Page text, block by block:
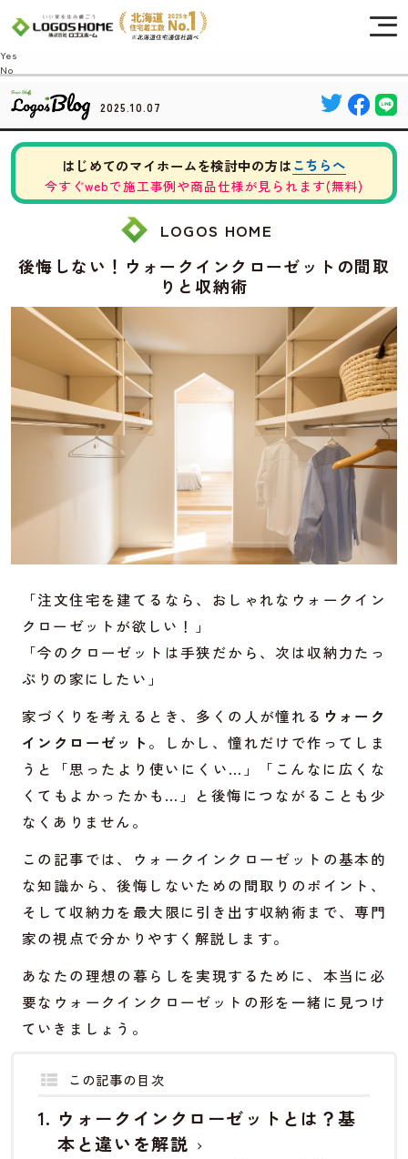
2025.10.07
はじめてのマイホームを検討中の方はこちらへ
今すぐwebで施工事例や商品仕様が見られます(無料)
LOGOS HOME
後悔しない！ウォークインクローゼットの間取
りと収納術
「注文住宅を建てるなら、おしゃれなウォークイン
クローゼットが欲しい！」
「今のクローゼットは手狭だから、次は収納力たっ
ぷりの家にしたい」
家づくりを考えるとき、多くの人が憧れる ウォーク
インクローゼット 。しかし、憧れだけで作ってしま
うと「思ったより使いにくい…」「こんなに広くな
くてもよかったかも…」と後悔につながることも少
なくありません。
この記事では、ウォークインクローゼットの基本的
な知識から、後悔しないための間取りのポイント、
そして収納力を最大限に引き出す収納術まで、専門
家の視点で分かりやすく解説します。
あなたの理想の暮らしを実現するために、本当に必
要なウォークインクローゼットの形を一緒に見つけ
ていきましょう。
この記事の目次
ウォークインクローゼットとは？基
本と違いを解説
Cookie を使用して、お客様の活動を追跡してもよろしいですか? 当社ではお客様の
プライバシーを極めて重視しています。詳細について、およびご質問がある場合
は、当社のプライバシーポリシーをご覧ください。
Yes
No